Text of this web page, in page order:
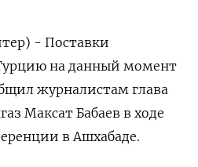
- Поставки
на данный момент
журналистам глава
Максат Бабаев в ходе
в Ашхабаде.